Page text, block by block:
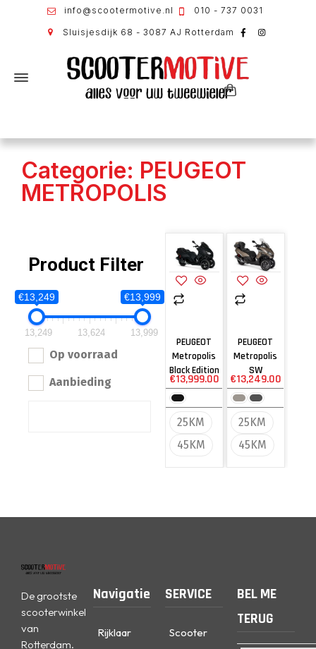
info@scootermotive.nl 010 - 737 0031
Sluisjesdijk 68 - 3087 AJ Rotterdam
Categorie: PEUGEOT
METROPOLIS
Product Filter
€13,249 €13,999
13,249 13,624 13,999
Op voorraad
Aanbieding
PEUGEOT
Metropolis
Black Edition
€13,999.00
25KM
45KM
PEUGEOT
Metropolis
SW
€13,249.00
25KM
45KM
De grootste
scooterwinkel
van
Rotterdam.
Navigatie
Rijklaar
SERVICE
Scooter
BEL ME
TERUG